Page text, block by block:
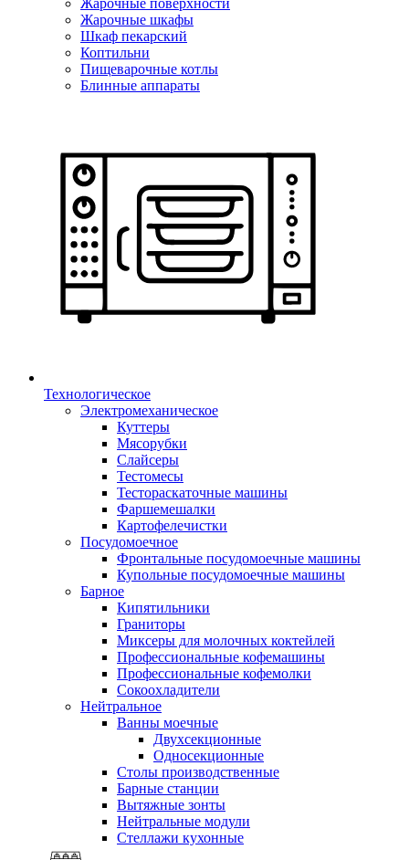
Жарочные шкафы
Шкаф пекарский
Коптильни
Пищеварочные котлы
Блинные аппараты
Технологическое
Электромеханическое
Куттеры
Мясорубки
Слайсеры
Тестомесы
Тестораскаточные машины
Фаршемешалки
Картофелечистки
Посудомоечное
Фронтальные посудомоечные машины
Купольные посудомоечные машины
Барное
Кипятильники
Граниторы
Миксеры для молочных коктейлей
Профессиональные кофемашины
Профессиональные кофемолки
Сокоохладители
Нейтральное
Ванны моечные
Двухсекционные
Односекционные
Столы производственные
Барные станции
Вытяжные зонты
Нейтральные модули
Стеллажи кухонные